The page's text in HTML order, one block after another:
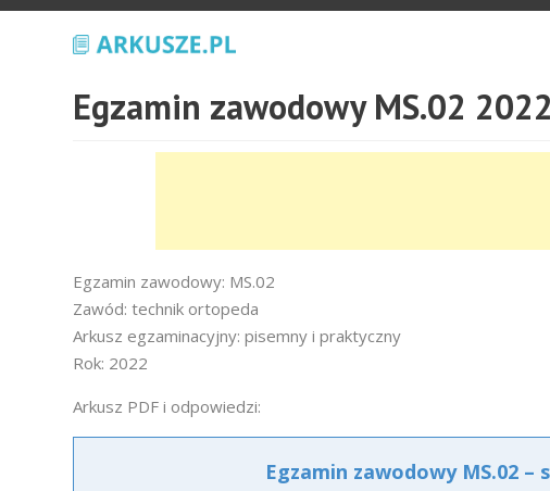
Egzamin zawodowy MS.02
Egzamin zawodowy: MS.02
Zawód: technik ortopeda
Arkusz egzaminacyjny: pisemny i praktyczny
Rok: 2022
Arkusz PDF i odpowiedzi:
Egzamin zawodowy MS.02 –